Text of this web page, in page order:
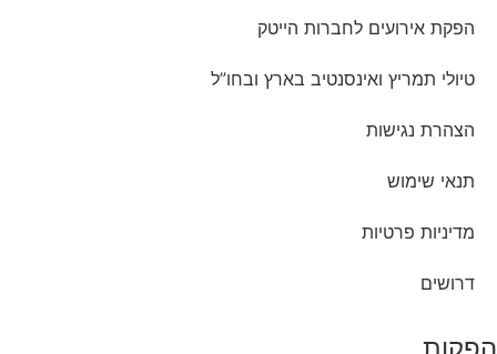
הפקת אירועים לחברות הייטק
טיולי תמריץ ואינסנטיב בארץ ובחו”ל
הצהרת נגישות
תנאי שימוש
מדיניות פרטיות
דרושים